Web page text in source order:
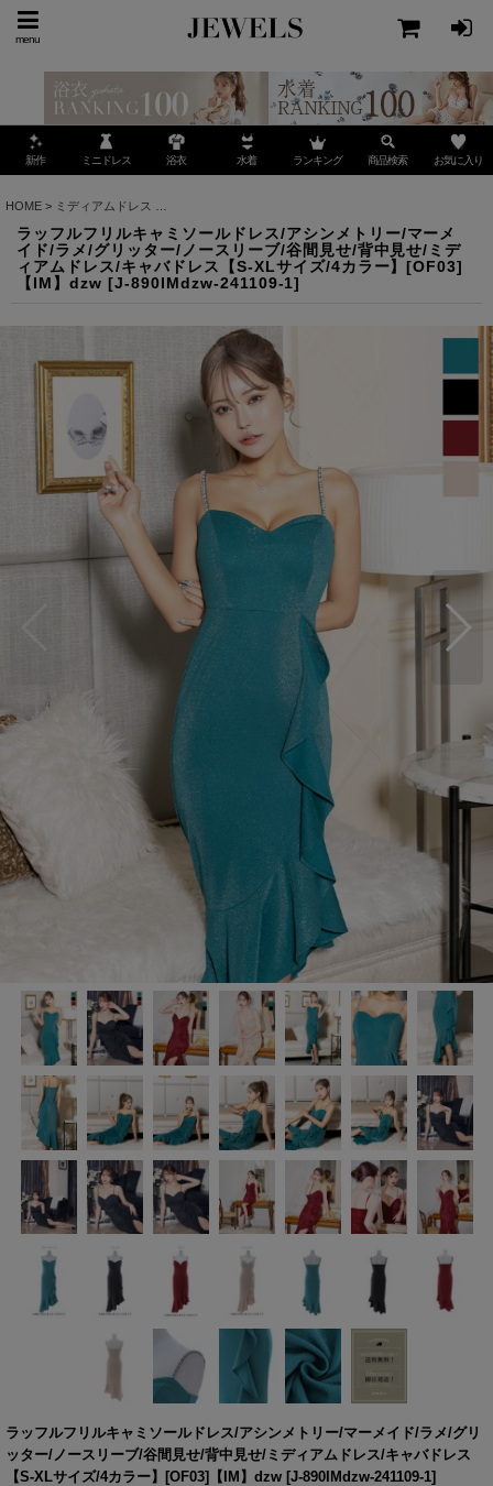
menu
新作 ミニドレス 浴衣 水着 ランキング 商品検索 お気に入り
HOME > ミディアムドレス
ラッフルフリルキャミソールドレス/アシンメトリー/マーメ
イド/ラメ/グリッター/ノースリーブ/谷間見せ/背中見せ/ミデ
ィアムドレス/キャバドレス【S-XLサイズ/4カラー】[OF03]
【IM】dzw [J-890IMdzw-241109-1]
ラッフルフリルキャミソールドレス/アシンメトリー/マーメイド/ラメ/グリ
ッター/ノースリーブ/谷間見せ/背中見せ/ミディアムドレス/キャバドレス
【S-XLサイズ/4カラー】[OF03]【IM】dzw [J-890IMdzw-241109-1]